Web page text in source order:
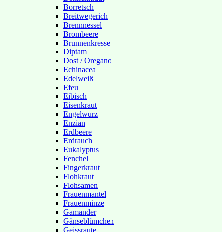
Borretsch
Breitwegerich
Brennnessel
Brombeere
Brunnenkresse
Diptam
Dost / Oregano
Echinacea
Edelweiß
Efeu
Eibisch
Eisenkraut
Engelwurz
Enzian
Erdbeere
Erdrauch
Eukalyptus
Fenchel
Fingerkraut
Flohkraut
Flohsamen
Frauenmantel
Frauenminze
Gamander
Gänseblümchen
Geissraute